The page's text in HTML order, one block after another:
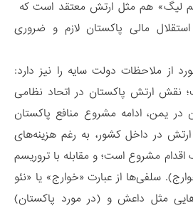
لیگ» هم مثل ارتش معتقد است که
مالی پاکستان لازم و ضروری
از ملاحظات دولت سایه را نیز دارد:
نقش ارتش پاکستان در اتحاد نظامی
در یمن، ادامه مشروع منافع پاکستان
در داخل کشور، به رغم هزینه‌های
اقدام مشروع است؛ و مقابله با تروریسم
سلفی‌ها از عبارت «خوارج» یا «نئو
مثل داعش و (در مورد پاکستان)